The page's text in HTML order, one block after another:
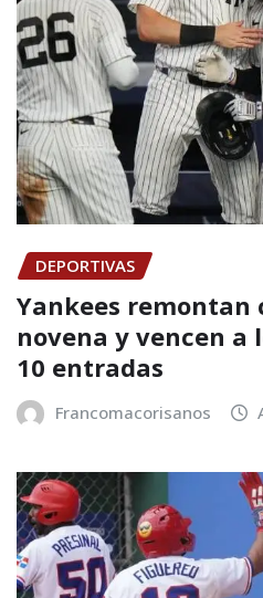
DEPORTIVAS
Yankees remontan
novena y vencen a
10 entradas
Francomacorisanos